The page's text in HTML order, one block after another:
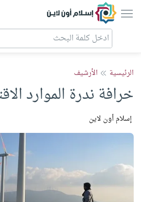
إسلام أون لاين
الرئيسية الأرشيف
خرافة ندرة الموارد
إسلام أون لاين